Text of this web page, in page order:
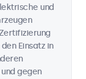
und
Einsatz in
gegen